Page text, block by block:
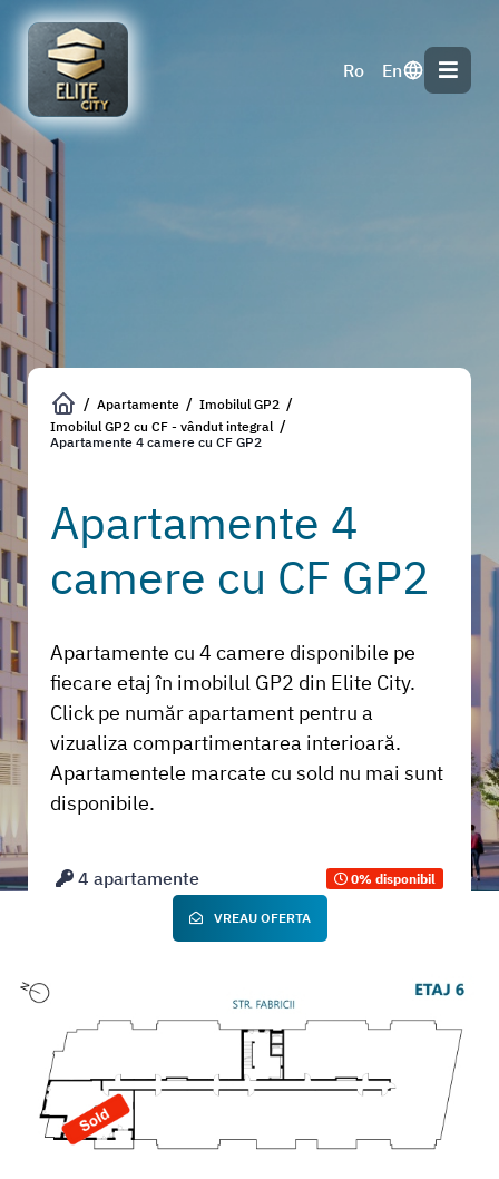
Apartamente
Imobilul GP2
Imobilul GP2 cu CF - vândut integral
Apartamente 4 camere cu CF GP2
Apartamente 4
camere cu CF GP2
Apartamente cu 4 camere disponibile pe
fiecare etaj în imobilul GP2 din Elite City.
Click pe număr apartament pentru a
vizualiza compartimentarea interioară.
Apartamentele marcate cu sold nu mai sunt
disponibile.
4 apartamente 0% disponibil
VREAU OFERTA